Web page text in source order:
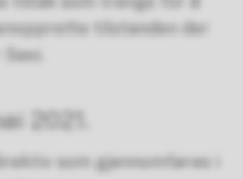
tilstanden der
2021.
som gjennomføres i